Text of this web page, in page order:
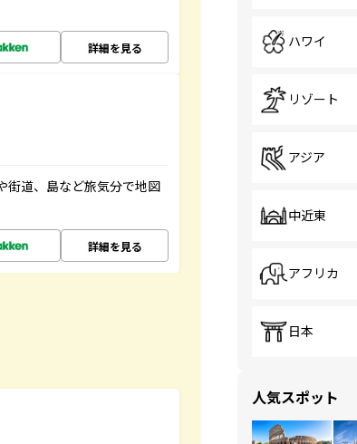
詳細を見る
街道、島など旅気分で地図
詳細を見る
ハワイ
リゾート
アジア
中近東
アフリカ
日本
人気スポット